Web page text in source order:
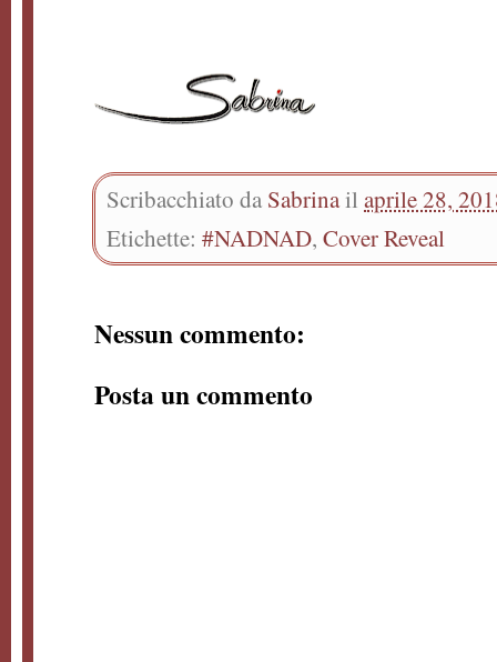
Scribacchiato da Sabrina il aprile 28,
Etichette: #NADNAD, Cover Reveal
Nessun commento:
Posta un commento